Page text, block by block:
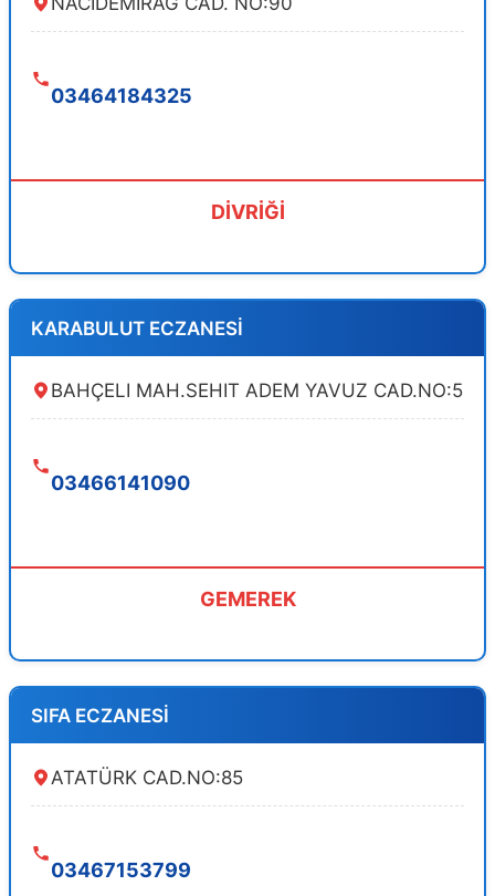
03464184325
DİVRİĞİ
KARABULUT ECZANESİ
BAHÇELI MAH.SEHIT ADEM YAVUZ CAD.NO:5
03466141090
GEMEREK
SIFA ECZANESİ
ATATÜRK CAD.NO:85
03467153799